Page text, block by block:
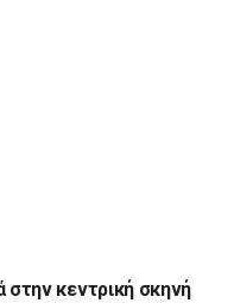
στην κεντρική σκηνή